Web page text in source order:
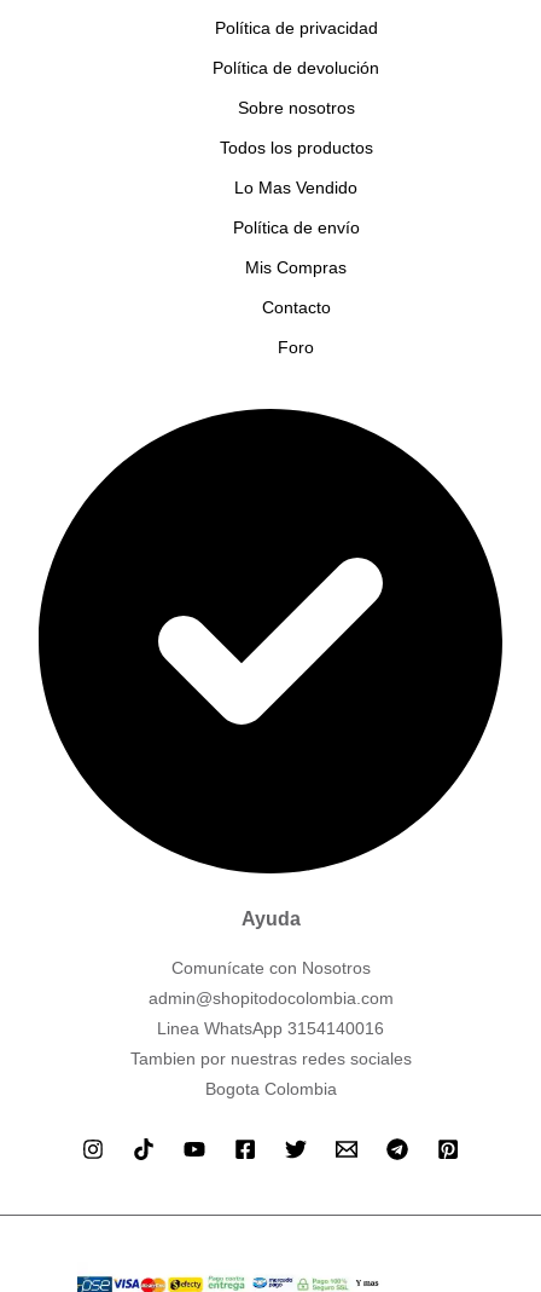
Política de privacidad
Política de devolución
Sobre nosotros
Todos los productos
Lo Mas Vendido
Política de envío
Mis Compras
Contacto
Foro
Ayuda
Comunícate con Nosotros
admin@shopitodocolombia.com
Linea WhatsApp 3154140016
Tambien por nuestras redes sociales
Bogota Colombia